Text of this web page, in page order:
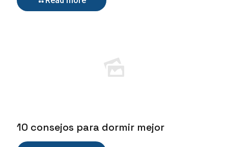
10 consejos para dormir mejor